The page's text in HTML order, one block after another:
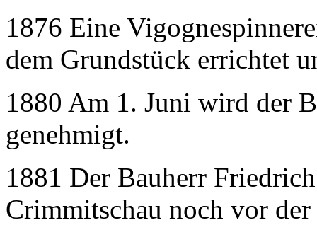
1876 Eine
dem Grundstück errichtet
1880 Am 1. Juni wird der
genehmigt.
1881 Der Bauherr
Crimmitschau noch vor